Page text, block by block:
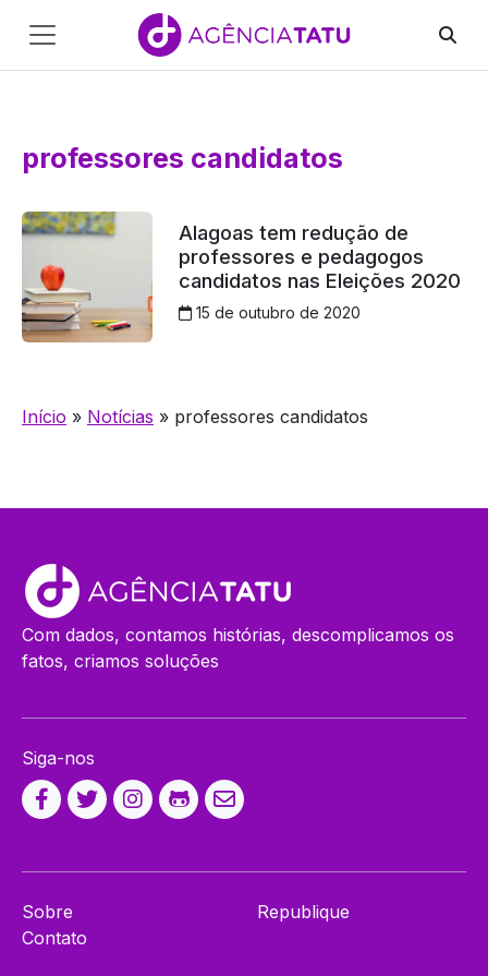
Main
Navigation
professores candidatos
Alagoas tem redução de
professores e pedagogos
candidatos nas Eleições 2020
15 de outubro de 2020
Início » Notícias » professores candidatos
Com dados, contamos histórias, descomplicamos os
fatos, criamos soluções
Siga-nos
Sobre
Contato
Republique